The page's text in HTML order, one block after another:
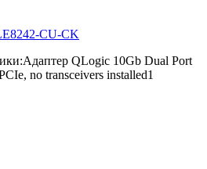
CU-CK
QLogic 10Gb Dual Port
no transceivers installed1